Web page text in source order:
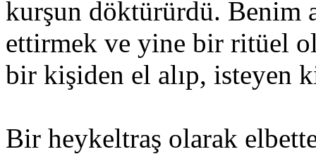
kurşun döktürürdü. Benim
ettirmek ve yine bir ritüel
bir kişiden el alıp, isteyen
Bir heykeltraş olarak